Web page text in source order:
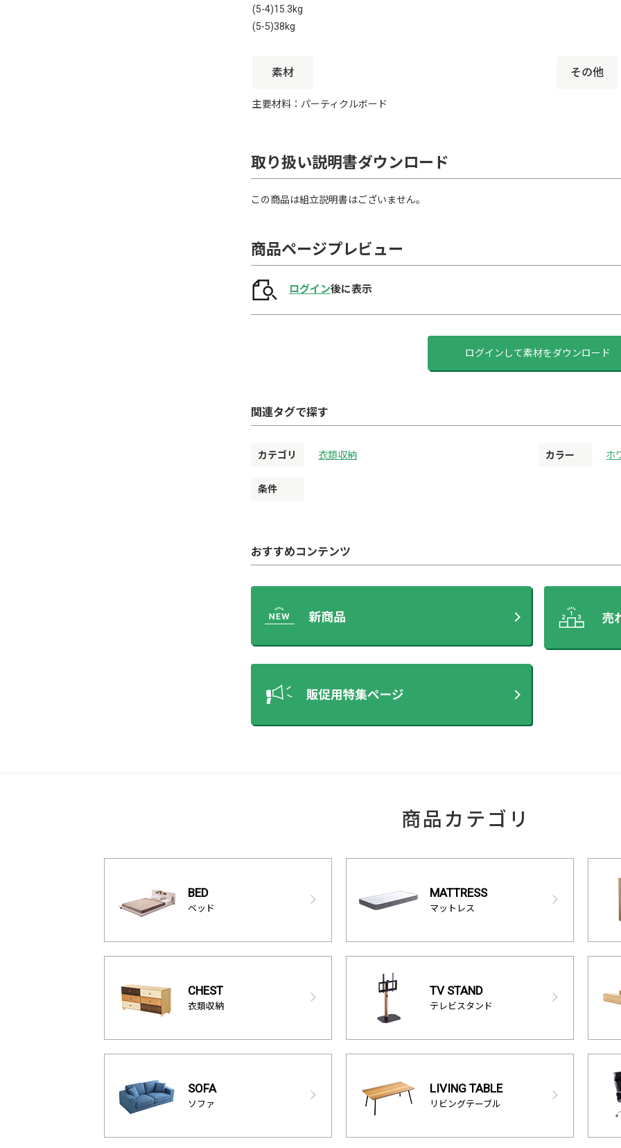
(5-4)15.3kg
(5-5)38kg
素材
主要材料：パーティクルボード
その他
取り扱い説明書ダウンロード
この商品は組立説明書はございません。
商品ページプレビュー
ログイン後に表示
ログインして素材をダウンロード
関連タグで探す
カテゴリ 衣類収納 カラー ホ
条件
おすすめコンテンツ
商品カテゴリ
BED
ベッド
MATTRESS
マットレス
CHEST
衣類収納
TV STAND
テレビスタンド
SOFA
ソファ
LIVING TABLE
リビングテーブル